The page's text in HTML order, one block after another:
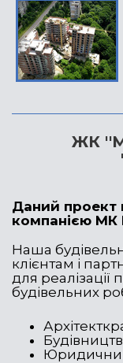
ЖК
Даний проект
компанією МК
Наша
клієнтам і
для
будівельних